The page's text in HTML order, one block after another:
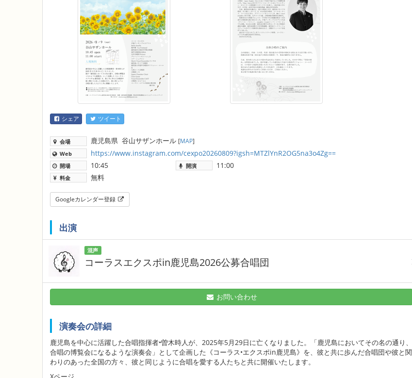
シェア ツイート
会場 鹿児島県 谷山サザンホール [MAP]
Web https://www.instagram.com/cexpo20260809?igsh=MTZlYnR2OG5na3o4Zg==
開場 10:45 開演 11:00
料金 無料
Googleカレンダー登録
出演
混声
コーラスエクスポin鹿児島2026公募合唱団
お問い合わせ
演奏会の詳細
鹿児島を中心に活躍した合唱指揮者•曽木時人が、2025年5月29日に亡くなりました。「鹿児島においてその名の通り、
合唱の博覧会になるような演奏会」として企画した《コーラス•エクスポin鹿児島》を、彼と共に歩んだ合唱団や彼と関
わりのあった全国の方々、彼と同じように合唱を愛する人たちと共に開催いたします。